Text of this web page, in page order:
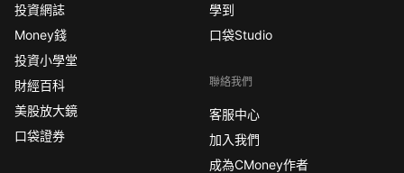
投資網誌
Money錢
投資小學堂
財經百科
美股放大鏡
口袋證券
學到
口袋Studio
聯絡我們
客服中心
加入我們
成為CMoney作者